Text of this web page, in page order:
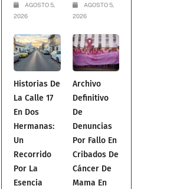
AGOSTO 5,
2026
AGOSTO 5,
2026
Historias De
La Calle 17
En Dos
Hermanas:
Un
Recorrido
Por La
Esencia
Archivo
Definitivo
De
Denuncias
Por Fallo En
Cribados De
Cáncer De
Mama En